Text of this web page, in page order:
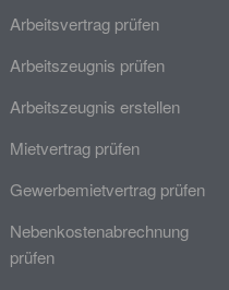
Arbeitsvertrag prüfen
Arbeitszeugnis prüfen
Arbeitszeugnis erstellen
Mietvertrag prüfen
Gewerbemietvertrag prüfen
Nebenkostenabrechnung
prüfen